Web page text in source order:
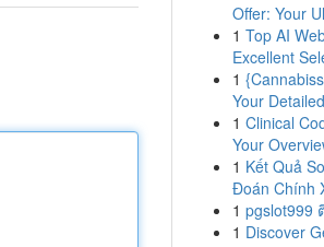
Offer: Your
1 Top AI
Excellent
1
Your
1 Clinical
Your
1 Kết Quả
Đoán Chính
1 pgslot999
1 Discover